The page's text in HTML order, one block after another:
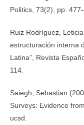
Politics, 73(2), pp. 477-
Ruiz Rodríguez,
estructuración interna
Latina”, Revista
114.
Saiegh, Sebastian
Surveys: Evidence
ucsd.